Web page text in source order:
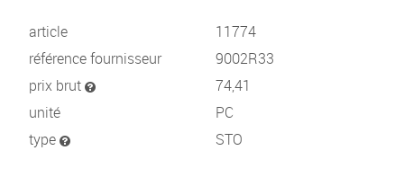
article
11774
référence fournisseur
9002R33
prix brut
74,41
unité
PC
type
STO